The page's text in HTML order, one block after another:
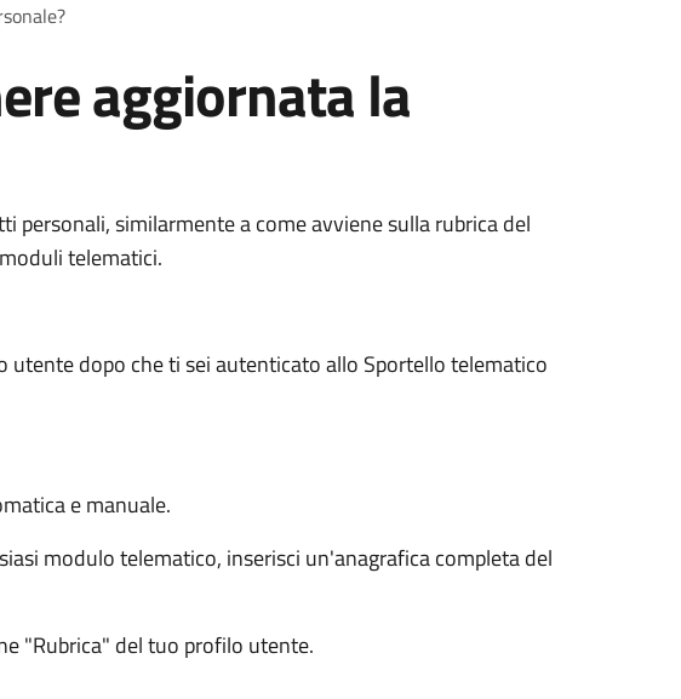
aggiornata la
personali, similarmente a come avviene sulla rubrica del
telematici.
dopo che ti sei autenticato allo Sportello telematico
e manuale.
modulo telematico, inserisci un'anagrafica completa del
"Rubrica" del tuo profilo utente.